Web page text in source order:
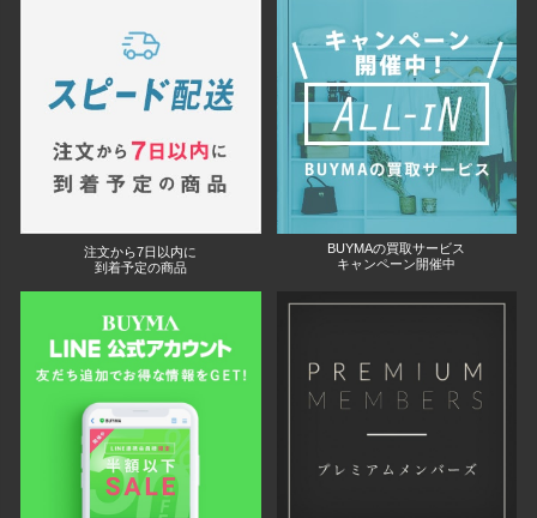
注文から7日以内に
到着予定の商品
BUYMAの買取サービス
キャンペーン開催中